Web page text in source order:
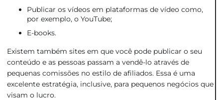
Publicar os vídeos em plataformas de vídeo como,
por exemplo, o YouTube;
E-books.
Existem também sites em que você pode publicar o seu
conteúdo e as pessoas passam a vendê-lo através de
pequenas comissões no estilo de afiliados. Essa é uma
excelente estratégia, inclusive, para pequenos negócios que
visam o lucro.